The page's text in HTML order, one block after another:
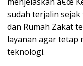
sudah terjalin sejak
dan Rumah Zakat
layanan agar tetap
teknologi.